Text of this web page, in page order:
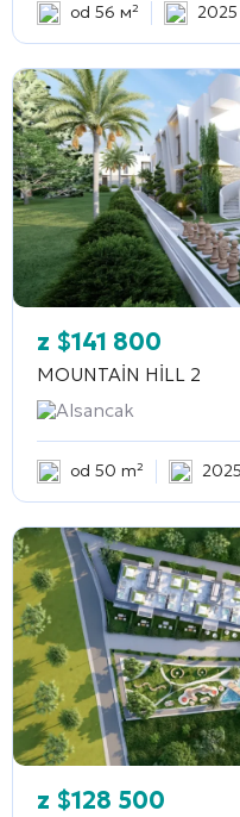
od 56 м² 2025
z $141 800
MOUNTAİN HİLL 2
Alsancak
od 50 m² 2025
z $128 500